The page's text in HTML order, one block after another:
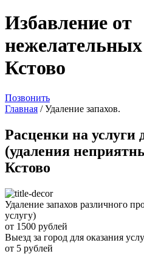
Избавление от
нежелательных
Кстово
Позвонить
Главная /Удаление запахов.
Расценки на услуги
(удаления
Кстово
Удаление запахов различного
услугу)
от 1500 рублей
Выезд за город для оказания
от 5 рублей